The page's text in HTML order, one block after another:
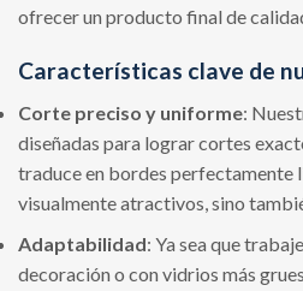
ofrecer un producto final de
Características clave de
Corte preciso y uniforme:
diseñadas para lograr cortes
traduce en bordes perfectamente
visualmente atractivos, sino
Adaptabilidad: Ya sea que
decoración o con vidrios más